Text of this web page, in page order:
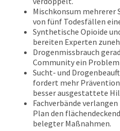
Mischkonsum mehrerer
von fünf Todesfällen
Synthetische Opioide
bereiten Experten
Drogenmissbrauch
Community ein Problem
Sucht- und
fordert mehr
besser ausgestattete
Fachverbände
Plan den
belegter Maßnahmen.